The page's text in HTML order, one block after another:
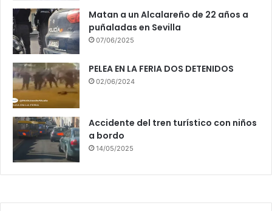
Matan a un Alcalareño de 22 años a
puñaladas en Sevilla
07/06/2025
PELEA EN LA FERIA DOS DETENIDOS
02/06/2024
Accidente del tren turístico con niños
a bordo
14/05/2025